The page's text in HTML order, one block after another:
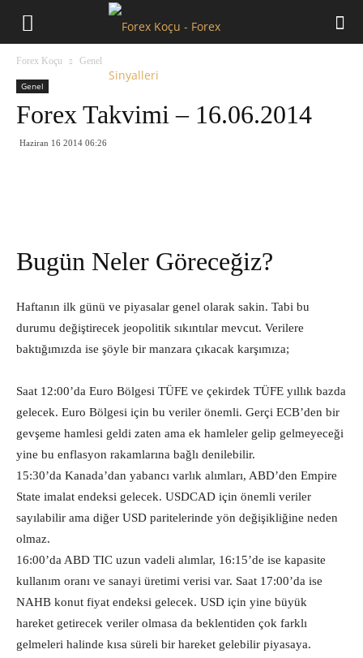
Forex Koçu Genel
Genel
Forex Takvimi – 16.06.2014
Haziran 16 2014 06:26
Bugün Neler Göreceğiz?
Haftanın ilk günü ve piyasalar genel olarak sakin. Tabi bu
durumu değiştirecek jeopolitik sıkıntılar mevcut. Verilere
baktığımızda ise şöyle bir manzara çıkacak karşımıza;
Saat 12:00’da Euro Bölgesi TÜFE ve çekirdek TÜFE yıllık bazda
gelecek. Euro Bölgesi için bu veriler önemli. Gerçi ECB’den bir
gevşeme hamlesi geldi zaten ama ek hamleler gelip gelmeyeceği
yine bu enflasyon rakamlarına bağlı denilebilir.
15:30’da Kanada’dan yabancı varlık alımları, ABD’den Empire
State imalat endeksi gelecek. USDCAD için önemli veriler
sayılabilir ama diğer USD paritelerinde yön değişikliğine neden
olmaz.
16:00’da ABD TIC uzun vadeli alımlar, 16:15’de ise kapasite
kullanım oranı ve sanayi üretimi verisi var. Saat 17:00’da ise
NAHB konut fiyat endeksi gelecek. USD için yine büyük
hareket getirecek veriler olmasa da beklentiden çok farklı
gelmeleri halinde kısa süreli bir hareket gelebilir piyasaya.